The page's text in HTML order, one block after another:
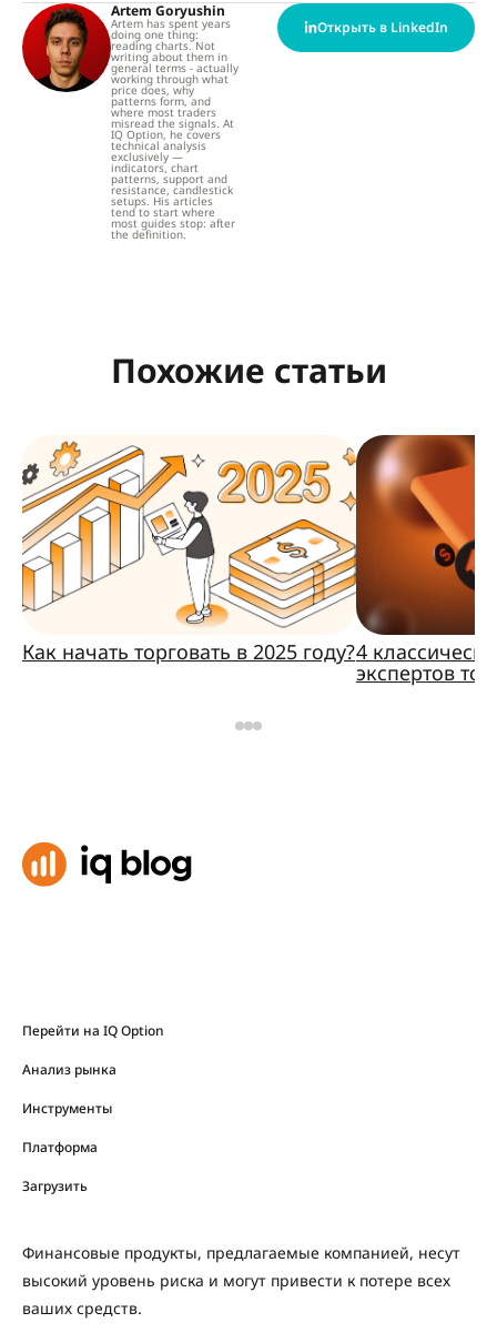
Artem Goryushin
Artem has spent years
doing one thing:
reading charts. Not
writing about them in
general terms - actually
working through what
price does, why
patterns form, and
where most traders
misread the signals. At
IQ Option, he covers
technical analysis
exclusively —
indicators, chart
patterns, support and
resistance, candlestick
setups. His articles
tend to start where
most guides stop: after
the definition.
Открыть в LinkedIn
Похожие статьи
Как начать торговать в 2025 году?4
экспертов
Перейти на IQ Option
Анализ рынка
Инструменты
Платформа
Загрузить
Финансовые продукты, предлагаемые компанией, несут
высокий уровень риска и могут привести к потере всех
ваших средств.